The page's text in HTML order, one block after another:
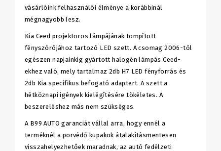
vásárlóink felhasználói élménye a korábbinál
mégnagyobb lesz.
Kia Ceed projektoros lámpájának tompított
fényszórójához tartozó LED szett. A csomag 2006-tól
egészen napjainkig gyártott halogén lámpás Ceed-
ekhez való, mely tartalmaz 2db H7 LED fényforrás és
2db Kia specifikus befogató adaptert. A szett a
hétköznapi igények kielégítésére tökéletes. A
beszereléshez más nem szükséges.
A B99 AUTO garanciát vállal arra, hogy ennél a
terméknél a porvédő kupakok átalakításmentesen
visszahelyezhetőek maradnak, az autó fedélzeti